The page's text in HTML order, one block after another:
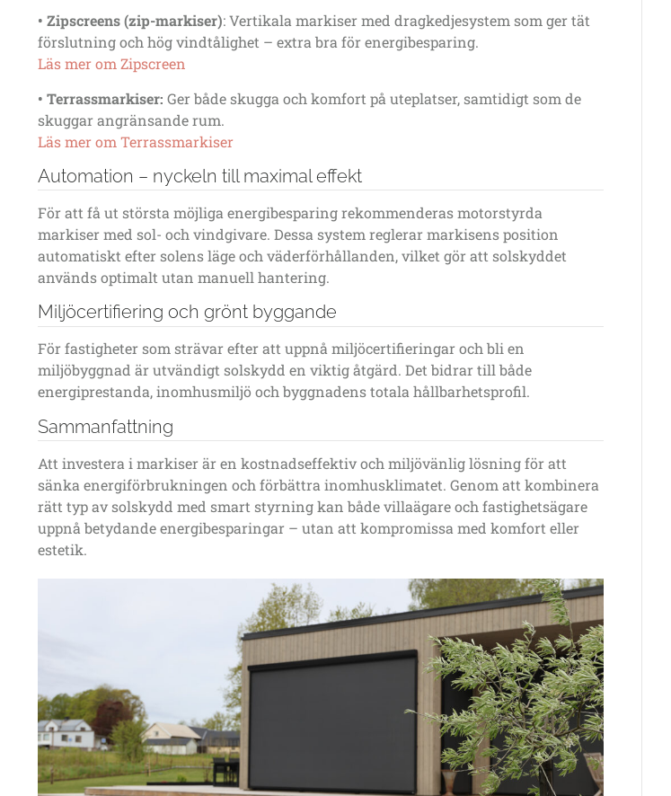
• Zipscreens (zip-markiser):Vertikala markiser med dragkedjesystem som ger tät
förslutning och hög vindtålighet – extra bra för energibesparing.
Läs mer om Zipscreen
• Terrassmarkiser: Ger både skugga och komfort på uteplatser, samtidigt som de
skuggar angränsande rum.
Läs mer om Terrassmarkiser
Automation – nyckeln till maximal effekt
För att få ut största möjliga energibesparing rekommenderasmotorstyrda
markiser med sol- och vindgivare. Dessa system reglerar markisens position
automatiskt efter solens läge och väderförhållanden, vilket gör att solskyddet
används optimalt utan manuell hantering.
Miljöcertifiering och grönt byggande
För fastigheter som strävar efter att uppnå miljöcertifieringar och bli en
miljöbyggnad är utvändigt solskydd en viktig åtgärd. Det bidrar till både
energiprestanda, inomhusmiljö och byggnadens totala hållbarhetsprofil.
Sammanfattning
Att investera i markiser är en kostnadseffektiv och miljövänlig lösningför att
sänka energiförbrukningen och förbättra inomhusklimatet. Genom att kombinera
rätt typ av solskydd med smart styrning kan både villaägare och fastighetsägare
uppnå betydande energibesparingar – utan att kompromissa med komfort eller
estetik.